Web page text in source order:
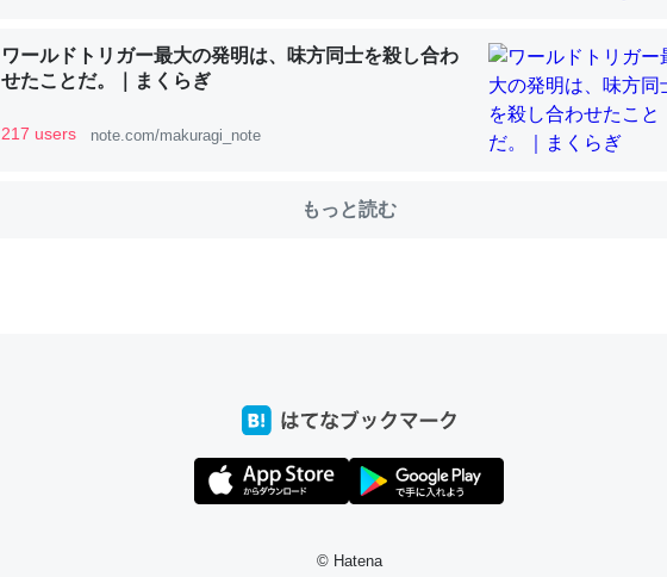
ウチもEchoを実家に置いて４年。でたまに覗いてる。ぼちぼちRingも置こうかと画策
ちょうど同じ理由でEcho Show 8を設定中でした。PrimeとかSpotifyを支払う孝行もで
きる。一生で親と会える残り時間を日数にすると1週間とかの人が多いそうだけど、それ
を実質100倍以上に伸ばす効果があるはず……
─たまにLINEするくらいだった遠方の父67歳と僕。ITツール導入でコミュニケーションが劇的に変化し
ワールドトリガー最大の発明は、味方同士を殺し合わ
せたことだ。｜まくらぎ
217 users note.com/makuragi_note
もっと読む
© Hatena